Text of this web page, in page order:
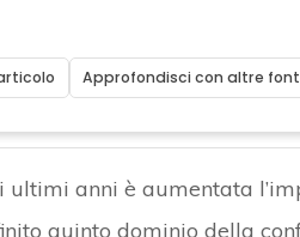
Approfondisci con altre
ultimi anni è aumentata
quinto dominio della